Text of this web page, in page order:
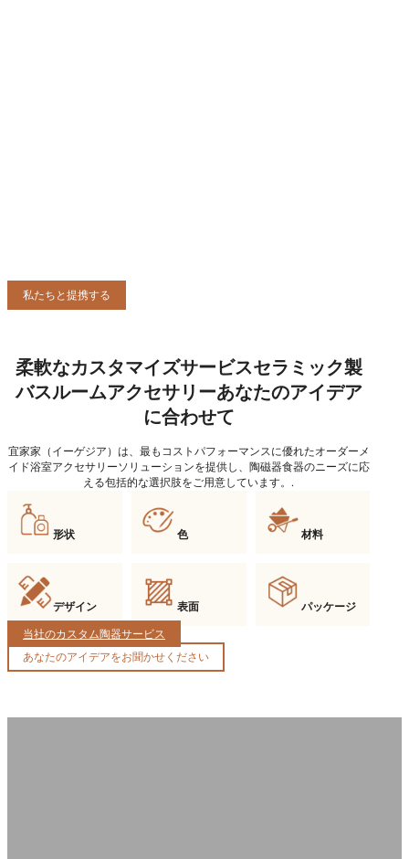
私たちと提携する
柔軟なカスタマイズサービスセラミック製
バスルームアクセサリーあなたのアイデア
に合わせて
宜家家（イーゲジア）は、最もコストパフォーマンスに優れたオーダーメ
イド浴室アクセサリーソリューションを提供し、陶磁器食器のニーズに応
える包括的な選択肢をご用意しています。.
形状 色 材料
デザイン 表面
パッケージ
当社のカスタム陶器サービス
あなたのアイデアをお聞かせください